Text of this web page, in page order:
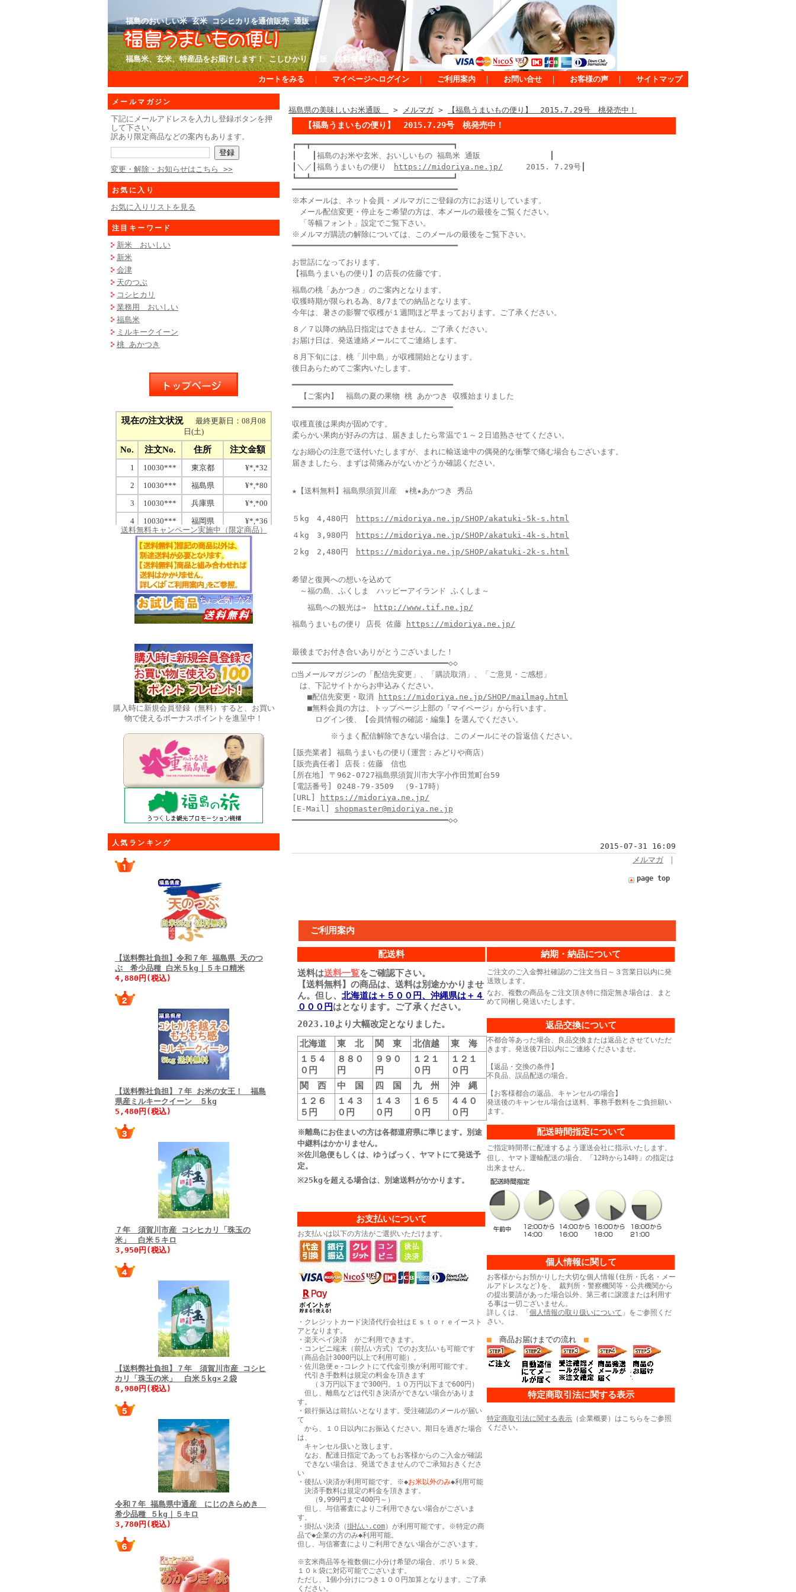
福島のおいしい米 玄米 コシヒカリを通信販売 通販
福島米、玄米、特産品をお届けします！ こしひかり 通販 送料無料も！
カートをみる ｜ マイページへログイン ｜ ご利用案内 ｜ お問い合せ ｜ お客様の声 ｜ サイトマップ
メールマガジン
下記にメールアドレスを入力し登録ボタンを押
して下さい。
訳あり限定商品などの案内もあります。
変更・解除・お知らせはこちら >>
お気に入り
お気に入りリストを見る
注目キーワード
新米 おいしい
新米
会津
天のつぶ
コシヒカリ
業務用 おいしい
福島米
ミルキークイーン
桃 あかつき
送料無料キャンペーン実施中（限定商品）
購入時に新規会員登録（無料）すると、お買い
物で使えるボーナスポイントを進呈中！
人気ランキング
【送料弊社負担】令和７年 福島県 天のつ
ぶ 希少品種 白米５kg｜５キロ精米
4,880円(税込)
【送料弊社負担】７年 お米の女王！ 福島
県産ミルキークイーン ５kg
5,480円(税込)
７年 須賀川市産 コシヒカリ「珠玉の
米」 白米５キロ
3,950円(税込)
【送料弊社負担】７年 須賀川市産 コシヒ
カリ「珠玉の米」 白米５kg×２袋
8,980円(税込)
令和７年 福島県中通産 にじのきらめき
希少品種 ５kg｜５キロ
3,780円(税込)
福島県の美味しいお米通販 > メルマガ> 【福島うまいもの便り】 2015.7.29号 桃発売中！
【福島うまいもの便り】 2015.7.29号 桃発売中！
┏━━┳━━━━━━━━━━━━━━━━━━━━━━━━━━━━━━┓
┃ ┃福島のお米や玄米、おいしいもの 福島米 通販 ┃
┃＼／┃福島うまいもの便り
https://midoriya.ne.jp/ 2015. 7.29号┃
┗━━┻━━━━━━━━━━━━━━━━━━━━━━━━━━━━━━┛
━━━━━━━━━━━━━━━━━━━━━━━━━━━━━━━━━━━
※本メールは、ネット会員・メルマガにご登録の方にお送りしています。
メール配信変更・停止をご希望の方は、本メールの最後をご覧ください。
「等幅フォント」設定でご覧下さい。
※メルマガ購読の解除については、このメールの最後をご覧下さい。
━━━━━━━━━━━━━━━━━━━━━━━━━━━━━━━━━━━
お世話になっております。
【福島うまいもの便り】の店長の佐藤です。
福島の桃「あかつき」のご案内となります。
収獲時期が限られる為、8/7までの納品となります。
今年は、暑さの影響で収穫が１週間ほど早まっております。ご了承ください。
８／７以降の納品日指定はできません。ご了承ください。
お届け日は、発送連絡メールにてご連絡します。
８月下旬には、桃「川中島」が収穫開始となります。
後日あらためてご案内いたします。
━━━━━━━━━━━━━━━━━━━━━━━━━━━━━━━━━━
【ご案内】 福島の夏の果物 桃 あかつき 収獲始まりました
━━━━━━━━━━━━━━━━━━━━━━━━━━━━━━━━━━
収穫直後は果肉が固めです。
柔らかい果肉が好みの方は、届きましたら常温で１～２日追熟させてください。
なお細心の注意で送付いたしますが、まれに輸送途中の偶発的な衝撃で痛む場合もございます。
届きましたら、まずは荷痛みがないかどうか確認ください。
★【送料無料】福島県須賀川産 ★桃★あかつき 秀品
５kg 4,480円
https://midoriya.ne.jp/SHOP/akatuki-5k-s.html
４kg 3,980円
https://midoriya.ne.jp/SHOP/akatuki-4k-s.html
２kg 2,480円
https://midoriya.ne.jp/SHOP/akatuki-2k-s.html
希望と復興への想いを込めて
～福の島、ふくしま ハッピーアイランド ふくしま～
福島への観光は⇒
http://www.tif.ne.jp/
福島うまいもの便り 店長 佐藤
https://midoriya.ne.jp/
最後までお付き合いありがとうございました！
━━━━━━━━━━━━━━━━━━━━━━━━━━━━━━━━━◇◇
□当メールマガジンの「配信先変更」、「購読取消」、「ご意見・ご感想」
は、下記サイトからお申込みください。
■配信先変更・取消
https://midoriya.ne.jp/SHOP/mailmag.html
■無料会員の方は、トップページ上部の『マイページ』から行います。
ログイン後、【会員情報の確認・編集】を選んでください。
※うまく配信解除できない場合は、このメールにその旨返信ください。
[販売業者] 福島うまいもの便り(運営：みどりや商店）
[販売責任者] 店長：佐藤 信也
[所在地] 〒962-0727福島県須賀川市大字小作田荒町台59
[電話番号] 0248-79-3509 （9-17時）
[URL]
https://midoriya.ne.jp/
[E-Mail] shopmaster@midoriya.ne.jp
━━━━━━━━━━━━━━━━━━━━━━━━━━━━━━━━━◇◇
2015-07-31 16:09
メルマガ ｜
page top
ご利用案内
配送料
送料は送料一覧をご確認下さい。
【送料無料】の商品は、送料は別途かかりませ
ん。但し、 北海道は＋５００円、沖縄県は＋４
０００円はとなります。ご了承ください。
2023.10より大幅改定となりました。
北海道
東 北 関 東 北信越
東 海
１５４
０円
８８０
円
９９０
円
１２１
０円
１２１
０円
関 西
中 国 四 国 九 州
沖 縄
１２６
５円
１４３
０円
１４３
０円
１６５
０円
４４０
０円
※離島にお住まいの方は各都道府県に準じます。別途
中継料はかかりません。
※佐川急便もしくは、ゆうぱっく、ヤマトにて発送予
定。
※25kgを超える場合は、別途送料がかかります。
お支払いについて
お支払いは以下の方法がご選択いただけます。
・クレジットカード決済代行会社はＥｓｔｏｒｅイースト
アとなります。
・楽天ペイ決済 がご利用できます。
・コンビニ端末（前払い方式）でのお支払いも可能です
（商品合計3000円以上で利用可能）。
・佐川急便ｅ-コレクトにて代金引換が利用可能です。
代引き手数料は規定の料金を頂きます
（３万円以下まで300円。１０万円以下まで600円）
但し、離島などは代引き決済ができない場合がありま
す。
・銀行振込は前払いとなります。受注確認のメールが届い
て
から、１０日以内にお振込ください。期日を過ぎた場合
は、
キャンセル扱いと致します。
なお、配達日指定であってもお客様からのご入金が確認
できない場合は、発送できませんのでご承知おきくださ
い
・後払い決済が利用可能です。※◆お米以外のみ◆利用可能
決済手数料は規定の料金を頂きます。
（9,999円まで400円～）
但し、与信審査によりご利用できない場合がございま
す。
・掛払い決済（掛払い.com）が利用可能です。※特定の商
品で◆企業の方のみ◆利用可能。
但し、与信審査によりご利用できない場合がございます。
※玄米商品等を複数個に小分け希望の場合、ポリ５ｋ袋、
１０ｋ袋に対応可能でございます。
ただし、1個小分けにつき１００円加算となります。ご了承
ください。
納期・納品について
ご注文のご入金弊社確認のご注文当日～３営業日以内に発
送致します。
なお、複数の商品をご注文頂き特に指定無き場合は、まと
めて同梱し発送いたします。
返品交換について
不都合等あった場合、良品交換または返品とさせていただ
きます。発送後7日以内にご連絡くださいませ。
【返品・交換の条件】
不良品、誤品配送の場合。
【お客様都合の返品、キャンセルの場合】
発送後のキャンセル場合は送料、事務手数料をご負担願い
ます。
配送時間指定について
ご指定時間帯に配達するよう運送会社に指示いたします。
但し、ヤマト運輸配送の場合、「12時から14時」の指定は
出来ません。
個人情報に関して
お客様からお預かりした大切な個人情報(住所・氏名・メー
ルアドレスなど)を、 裁判所・警察機関等・公共機関から
の提出要請があった場合以外、第三者に譲渡または利用す
る事は一切ございません。
詳しくは、「 個人情報の取り扱いについて 」をご参照くだ
さい。
■ 商品お届けまでの流れ ■
特定商取引法に関する表示
特定商取引法に関する表示 （企業概要）はこちらをご参照
ください。